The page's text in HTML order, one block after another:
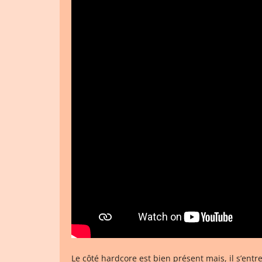
Le côté hardcore est bien présent mais, il